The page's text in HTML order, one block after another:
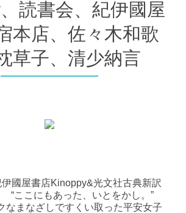
読書会、紀伊國屋
本店、佐々木和歌
草子、清少納言
伊國屋書店Kinoppy&光文社古典新訳
“ここにもあった、いとをかし。”
なまなざしですくい取った平安女子